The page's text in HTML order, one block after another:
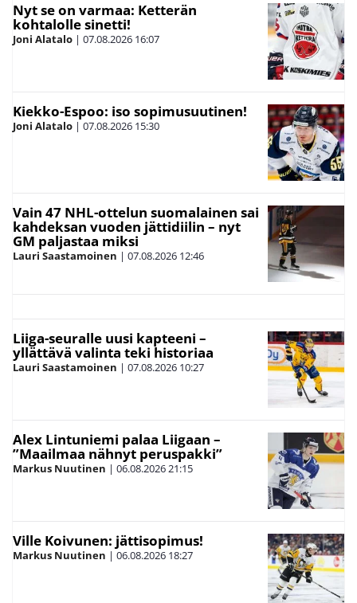
Nyt se on varmaa: Ketterän
kohtalolle sinetti!
Joni Alatalo | 07.08.2026 16:07
Kiekko-Espoo: iso sopimusuutinen!
Joni Alatalo | 07.08.2026 15:30
Vain 47 NHL-ottelun suomalainen sai
kahdeksan vuoden jättidiilin – nyt
GM paljastaa miksi
Lauri Saastamoinen | 07.08.2026 12:46
Liiga-seuralle uusi kapteeni –
yllättävä valinta teki historiaa
Lauri Saastamoinen | 07.08.2026 10:27
Alex Lintuniemi palaa Liigaan –
”Maailmaa nähnyt peruspakki”
Markus Nuutinen | 06.08.202621:15
Ville Koivunen: jättisopimus!
Markus Nuutinen | 06.08.2026 18:27